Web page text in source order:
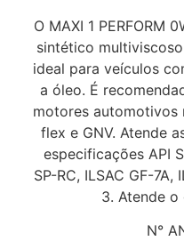
O MAXI 1 PERFORM
sintético
ideal para veículos
a óleo. É
motores automotivos
flex e GNV. Atende
especificações API
SP-RC, ILSAC GF-7A,
3. Atende o
N°